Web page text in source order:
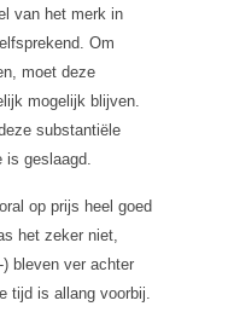
van het merk in
Om
moet deze
mogelijk blijven.
substantiële
is geslaagd.
op prijs heel goed
het zeker niet,
bleven ver achter
tijd is allang voorbij.